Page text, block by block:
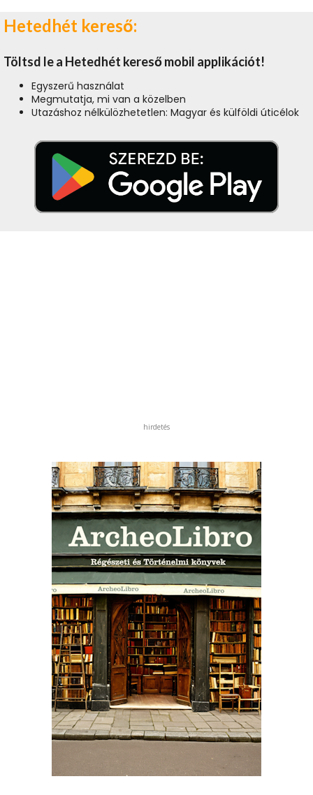
Hetedhét kereső:
Töltsd le a Hetedhét kereső mobil applikációt!
Egyszerű használat
Megmutatja, mi van a közelben
Utazáshoz nélkülözhetetlen: Magyar és külföldi úticélok
hirdetés